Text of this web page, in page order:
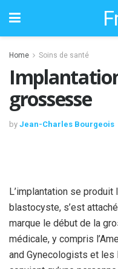
Home Soins de santé
grossesse
by Jean-Charles Bourgeois
L’implantation se produit
blastocyste, s’est
marque le début de la
médicale, y compris
and Gynecologists et